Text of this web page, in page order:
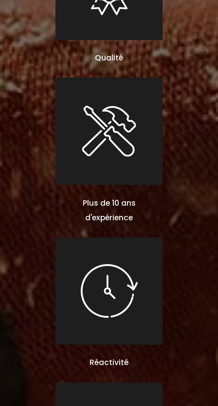
Qualité
Plus de 10 ans
d'expérience
Réactivité